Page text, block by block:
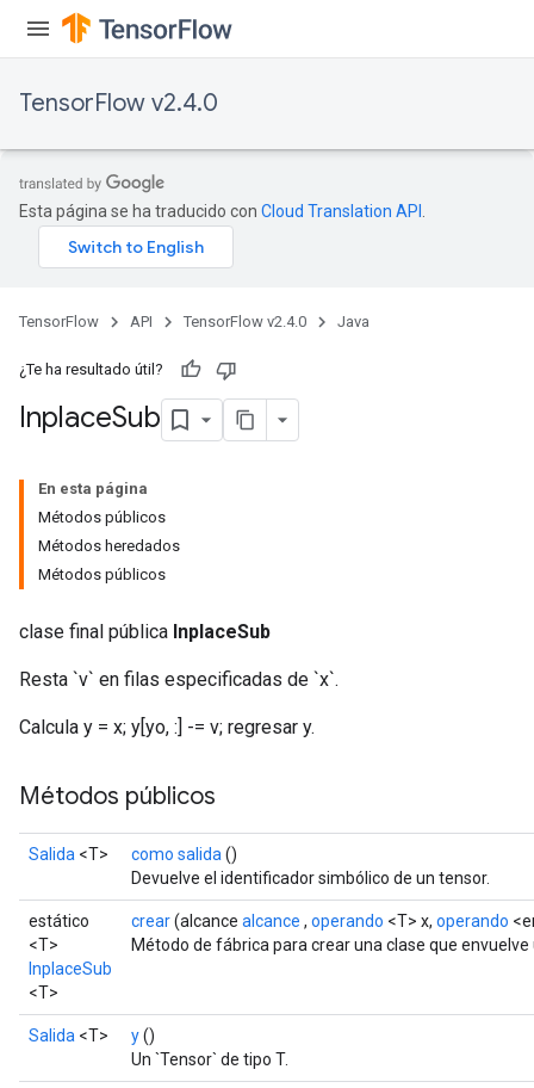
TensorFlow v2.4.0
Esta página se ha traducido con Cloud Translation API
TensorFlow API TensorFlow v2.4.0 Java
¿Te ha resultado útil?
InplaceSub
En esta página
Métodos públicos
Métodos heredados
Métodos públicos
clase final pública InplaceSub
Resta `v` en filas especificadas de `x`.
Calcula y = x; y[yo, :] -= v; regresar y.
Métodos públicos
Salida <T> como salida ()
Devuelve el identificador simbólico de un tensor.
estático
<T>
InplaceSub
<T>
crear(alcance alcance , operando <T> x, operando
Método de fábrica para crear una clase que
Salida <T> y()
Un `Tensor` de tipo T.